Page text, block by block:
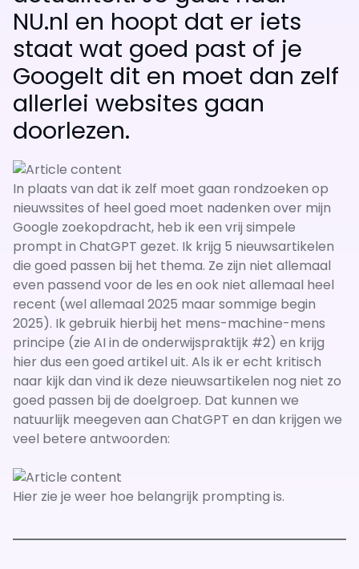
NU.nl en hoopt dat er iets
staat wat goed past of je
Googelt dit en moet dan zelf
allerlei websites gaan
doorlezen.
In plaats van dat ik zelf moet gaan rondzoeken op
nieuwssites of heel goed moet nadenken over mijn
Google zoekopdracht, heb ik een vrij simpele
prompt in ChatGPT gezet. Ik krijg 5 nieuwsartikelen
die goed passen bij het thema. Ze zijn niet allemaal
even passend voor de les en ook niet allemaal heel
recent (wel allemaal 2025 maar sommige begin
2025). Ik gebruik hierbij het mens-machine-mens
principe (zie AI in de onderwijspraktijk #2) en krijg
hier dus een goed artikel uit. Als ik er echt kritisch
naar kijk dan vind ik deze nieuwsartikelen nog niet zo
goed passen bij de doelgroep. Dat kunnen we
natuurlijk meegeven aan ChatGPT en dan krijgen we
veel betere antwoorden:
Hier zie je weer hoe belangrijk prompting is.